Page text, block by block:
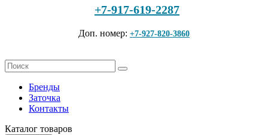
+7-917-619-2287
Доп. номер: +7-927-820-3860
Бренды
Заточка
Контакты
Каталог товаров